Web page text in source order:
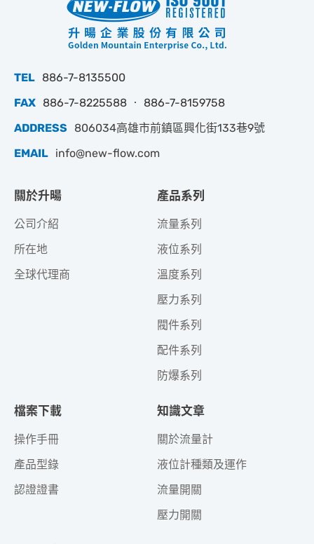
TEL 886-7-8135500
FAX 886-7-8225588 ‧ 886-7-8159758
ADDRESS
806034高雄市前鎮區興化街133巷9號
EMAIL info@new-flow.com
關於升暘
公司介紹
所在地
全球代理商
產品系列
流量系列
液位系列
溫度系列
壓力系列
閥件系列
配件系列
防爆系列
檔案下載
操作手冊
產品型錄
認證證書
知識文章
關於流量計
液位計種類及運作
流量開關
壓力開關